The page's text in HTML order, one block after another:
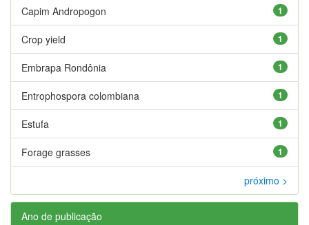
1
Capim Andropogon
1
Crop yield
1
Embrapa Rondônia
1
Entrophospora colombiana
1
Estufa
1
Forage grasses
próximo >
Ano de publicação